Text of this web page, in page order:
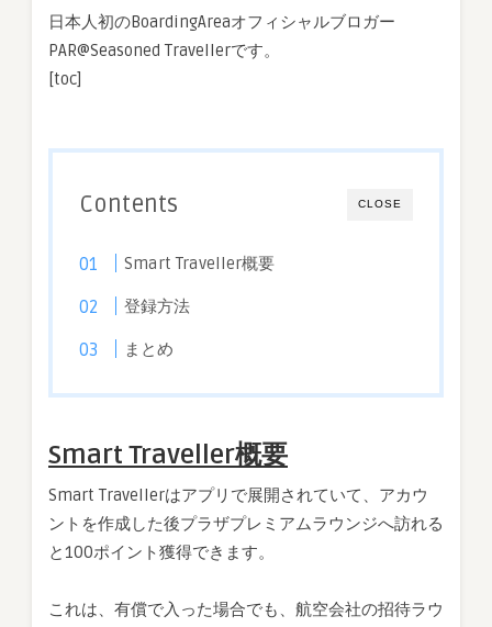
日本人初のBoardingAreaオフィシャルブロガー
PAR@Seasoned Travellerです。
[toc]
CLOSE
Contents
Smart Traveller概要
登録方法
まとめ
Smart Traveller概要
Smart Travellerはアプリで展開されていて、アカウ
ントを作成した後プラザプレミアムラウンジへ訪れる
と100ポイント獲得できます。
これは、有償で入った場合でも、航空会社の招待ラウ